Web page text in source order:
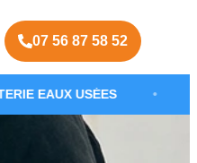
07 56 87 58 52
• DÉBOUCHER